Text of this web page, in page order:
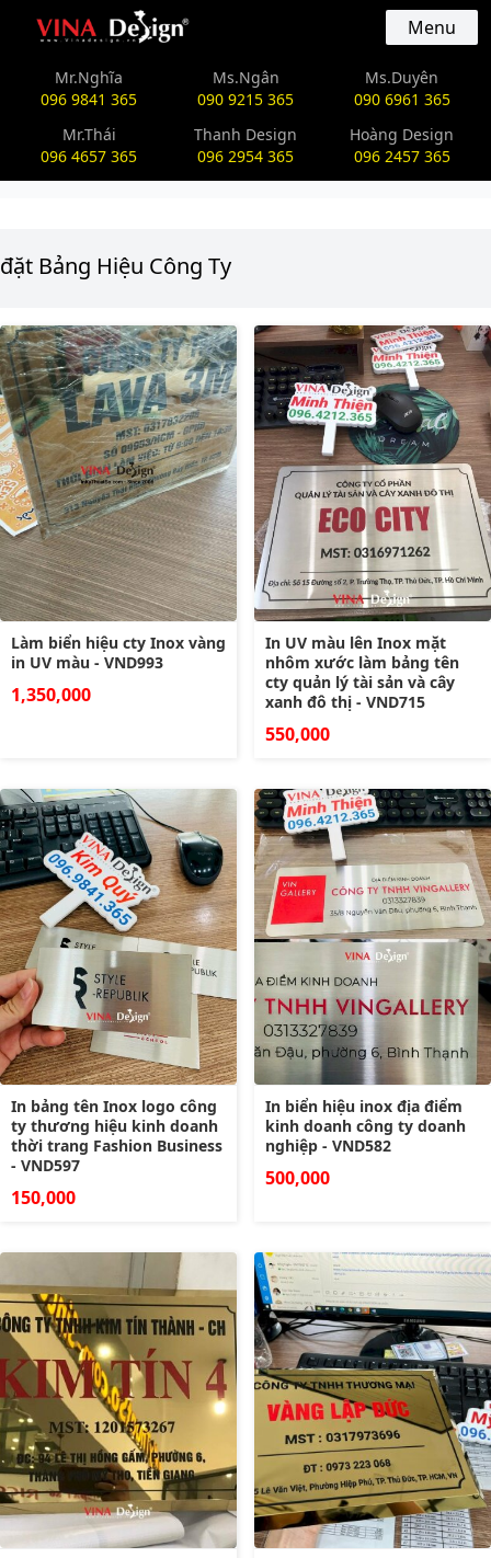
vinadesign.vn Menu
Mr.Nghĩa
096 9841 365
Ms.Ngân
090 9215 365
Ms.Duyên
090 6961 365
Mr.Thái
096 4657 365
Thanh Design
096 2954 365
Hoàng Design
096 2457 365
đặt Bảng Hiệu Công Ty
Làm biển hiệu cty Inox vàng
in UV màu - VND993
1,350,000
In UV màu lên Inox mặt
nhôm xước làm bảng tên
cty quản lý tài sản và cây
xanh đô thị - VND715
550,000
In bảng tên Inox logo công
ty thương hiệu kinh doanh
thời trang Fashion Business
- VND597
150,000
In biển hiệu inox địa điểm
kinh doanh công ty doanh
nghiệp - VND582
500,000